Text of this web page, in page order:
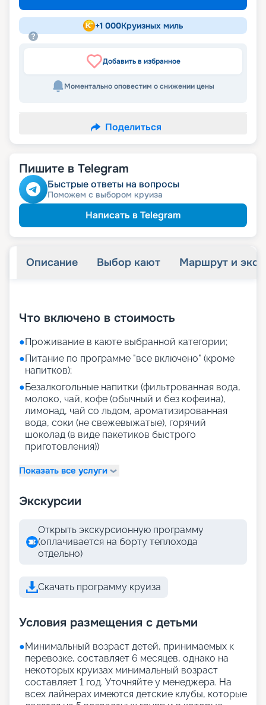
+1 000Круизных миль
Добавить в избранное
Моментально оповестим о снижении цены
Поделиться
Пишите в Telegram
Быстрые ответы на вопросы
Поможем с выбором круиза
Написать в Telegram
Описание Выбор кают Маршрут и
Что включено в стоимость
●Проживание в каюте выбранной категории;
●Питание по программе "все включено" (кроме
напитков);
●Безалкогольные напитки (фильтрованная вода,
молоко, чай, кофе (обычный и без кофеина),
лимонад, чай со льдом, ароматизированная
вода, соки (не свежевыжатые), горячий
шоколад (в виде пакетиков быстрого
приготовления))
Показать все услуги
Экскурсии
Открыть экскурсионную программу
(оплачивается на борту теплохода
отдельно)
Скачать программу круиза
Условия размещения с детьми
●Минимальный возраст детей, принимаемых к
перевозке, составляет 6 месяцев, однако на
некоторых круизах минимальный возраст
составляет 1 год. Уточняйте у менеджера. На
всех лайнерах имеются детские клубы, которые